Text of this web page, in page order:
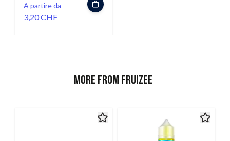
A partire da
3,20 CHF
More from Fruizee